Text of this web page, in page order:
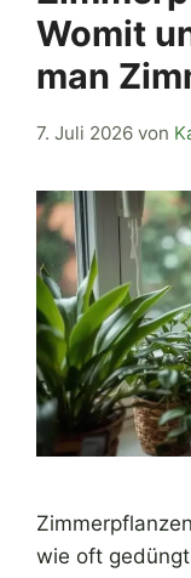
Womit
man
7. Juli 2026 von
wie oft